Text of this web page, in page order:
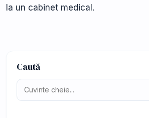
la un cabinet medical.
Caută